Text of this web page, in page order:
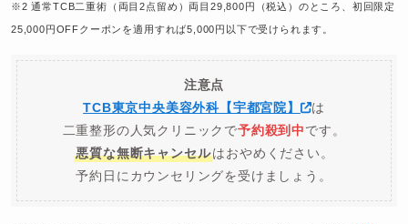
※2 通常TCB二重術（両目2点留め）両目29,800円（税込）のところ、初回限定
25,000円OFFクーポンを適用すれば5,000円以下で受けられます。
注意点
TCB東京中央美容外科【宇都宮院】
は
二重整形の人気クリニックで予約殺到中です。
悪質な無断キャンセルはおやめください。
予約日にカウンセリングを受けましょう。